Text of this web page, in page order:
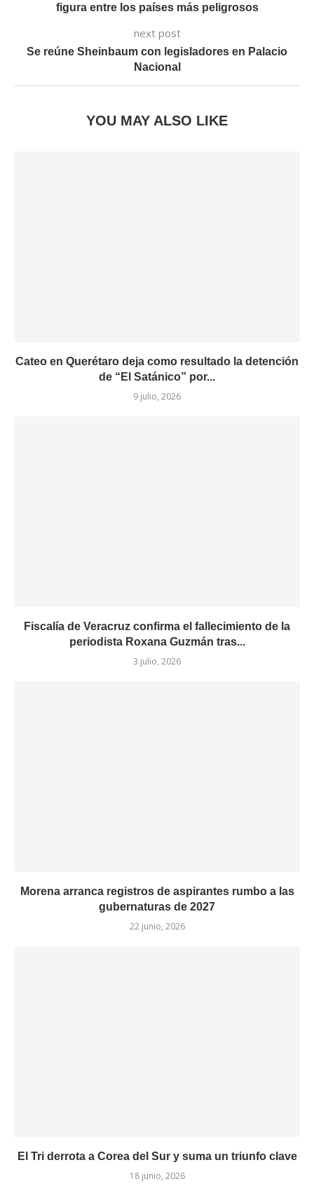
figura entre los países más peligrosos
next post
Se reúne Sheinbaum con legisladores en Palacio
Nacional
YOU MAY ALSO LIKE
Cateo en Querétaro deja como resultado la detención
de “El Satánico” por...
9 julio, 2026
Fiscalía de Veracruz confirma el fallecimiento de la
periodista Roxana Guzmán tras...
3 julio, 2026
Morena arranca registros de aspirantes rumbo a las
gubernaturas de 2027
22 junio, 2026
El Tri derrota a Corea del Sur y suma un triunfo clave
18 junio, 2026